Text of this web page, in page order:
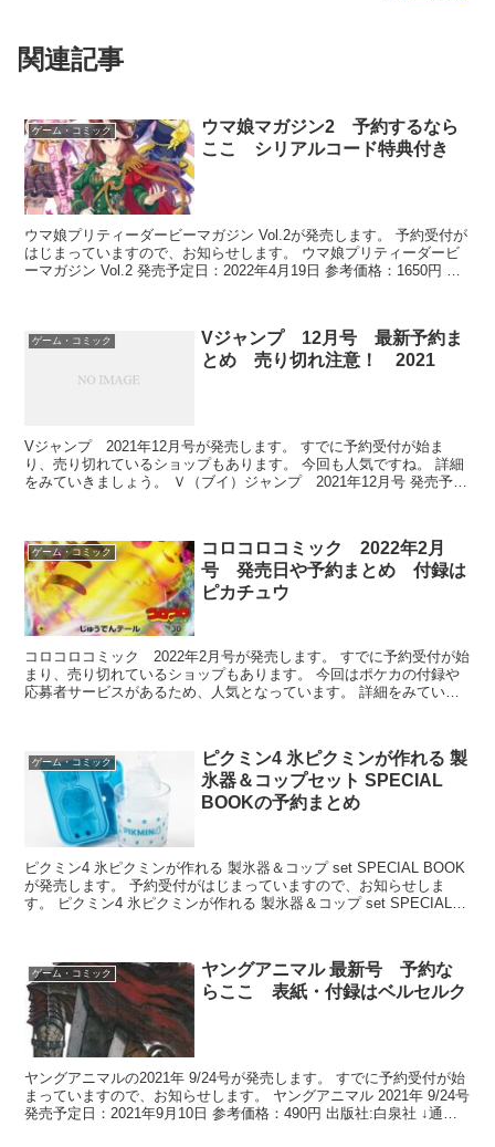
関連記事
ゲーム・コミック
ウマ娘マガジン2 予約するなら
ここ シリアルコード特典付き
ウマ娘プリティーダービーマガジン Vol.2が発売します。 予約受付が
はじまっていますので、お知らせします。 ウマ娘プリティーダービ
ーマガジン Vol.2 発売予定日：2022年4月19日 参考価格：1650円 出
ゲーム・コミック
Vジャンプ 12月号 最新予約ま
とめ 売り切れ注意！ 2021
Vジャンプ 2021年12月号が発売します。 すでに予約受付が始ま
り、売り切れているショップもあります。 今回も人気ですね。 詳細
をみていきましょう。 Ｖ（ブイ）ジャンプ 2021年12月号 発売予定
ゲーム・コミック
コロコロコミック 2022年2月
号 発売日や予約まとめ 付録は
ピカチュウ
コロコロコミック 2022年2月号が発売します。 すでに予約受付が始
まり、売り切れているショップもあります。 今回はポケカの付録や
応募者サービスがあるため、人気となっています。 詳細をみていき
ゲーム・コミック
ピクミン4 氷ピクミンが作れる 製
氷器＆コップセット SPECIAL
BOOKの予約まとめ
ピクミン4 氷ピクミンが作れる 製氷器＆コップ set SPECIAL BOOK
が発売します。 予約受付がはじまっていますので、お知らせしま
す。 ピクミン4 氷ピクミンが作れる 製氷器＆コップ set SPECIAL
ゲーム・コミック
ヤングアニマル 最新号 予約な
らここ 表紙・付録はベルセルク
ヤングアニマルの2021年 9/24号が発売します。 すでに予約受付が始
まっていますので、お知らせします。 ヤングアニマル 2021年 9/24号
発売予定日：2021年9月10日 参考価格：490円 出版社:‎白泉社 ↓通販